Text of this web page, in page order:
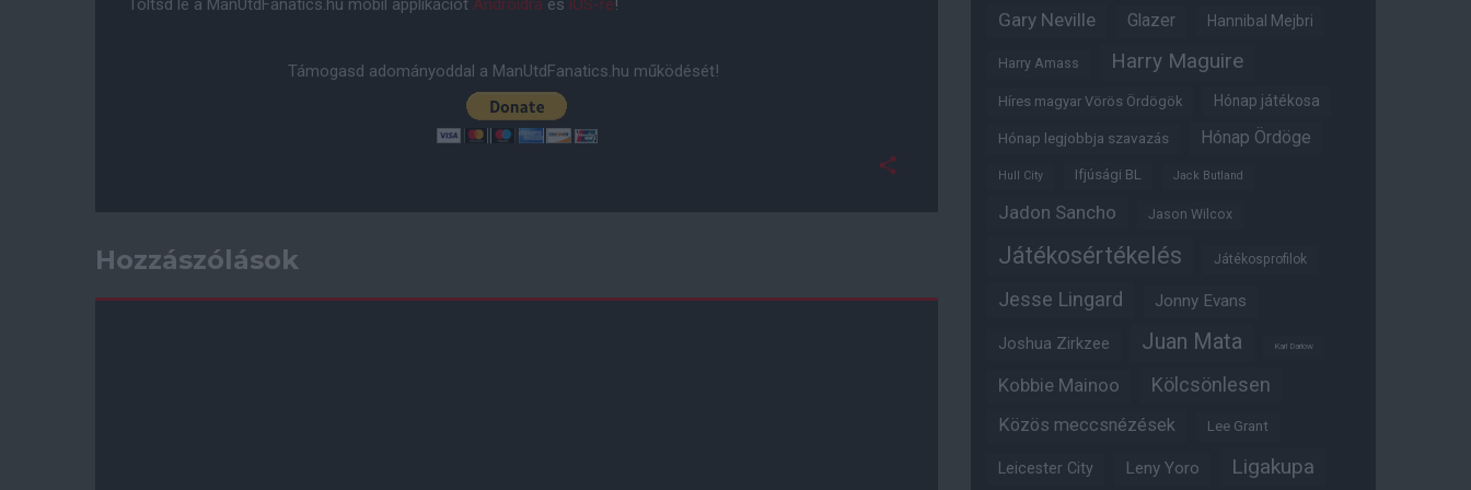
Töltsd le a ManUtdFanatics.hu mobil applikációt Androidra és iOS-re!
Támogasd adományoddal a ManUtdFanatics.hu működését!
Hozzászólások
Gary Neville Glazer Hannibal Mejbri
Harry Amass Harry Maguire
Híres magyar Vörös Ördögök Hónap játékosa
Hónap legjobbja szavazás Hónap Ördöge
Hull City Ifjúsági BL Jack Butland
Jadon Sancho Jason Wilcox
Játékosértékelés Játékosprofilok
Jesse Lingard Jonny Evans
Joshua Zirkzee Juan Mata Karl Darlow
Kobbie Mainoo Kölcsönlesen
Közös meccsnézések Lee Grant
Leicester City Leny Yoro Ligakupa